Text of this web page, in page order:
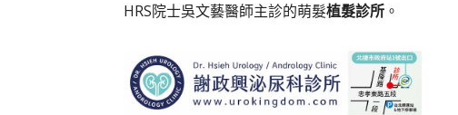
HRS院士吳文藝醫師主診的萌髮植髮診所。